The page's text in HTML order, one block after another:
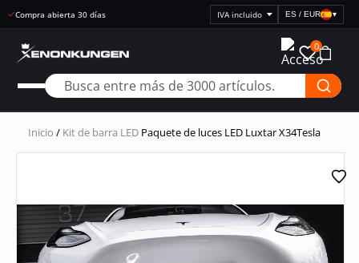
Compra abierta 30 días
Seleccionar
visualización
precios
ES / EUR ▾
0
Inicio / Kit de barra LED Paquete de luces LED Luxtar X34Tesla